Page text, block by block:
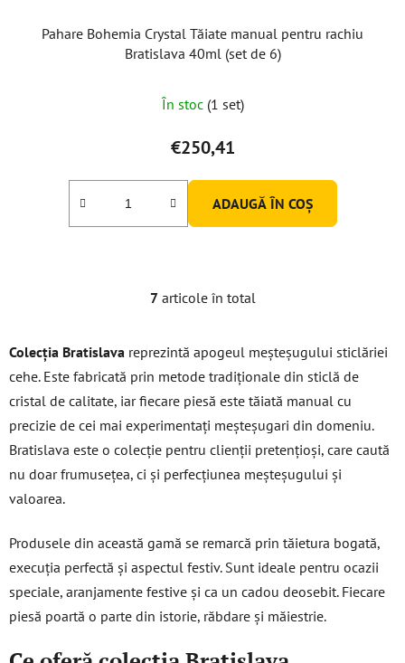
Pahare Bohemia Crystal Tăiate manual pentru rachiu
Bratislava 40ml (set de 6)
În stoc (1 set)
€250,41
ADAUGĂ ÎN COŞ
C
n
t
r
o
l
u
l
l
t
ă
r
i
l
7articole în total
Colecția Bratislava reprezintă apogeul meșteșugului sticlăriei
cehe. Este fabricată prin metode tradiționale din sticlă de
cristal de calitate, iar fiecare piesă este tăiată manual cu
precizie de cei mai experimentați meșteșugari din domeniu.
Bratislava este o colecție pentru clienții pretențioși, care caută
nu doar frumusețea, ci și perfecțiunea meșteșugului și
valoarea.
Produsele din această gamă se remarcă prin tăietura bogată,
execuția perfectă și aspectul festiv. Sunt ideale pentru ocazii
speciale, aranjamente festive și ca un cadou deosebit. Fiecare
piesă poartă o parte din istorie, răbdare și măiestrie.